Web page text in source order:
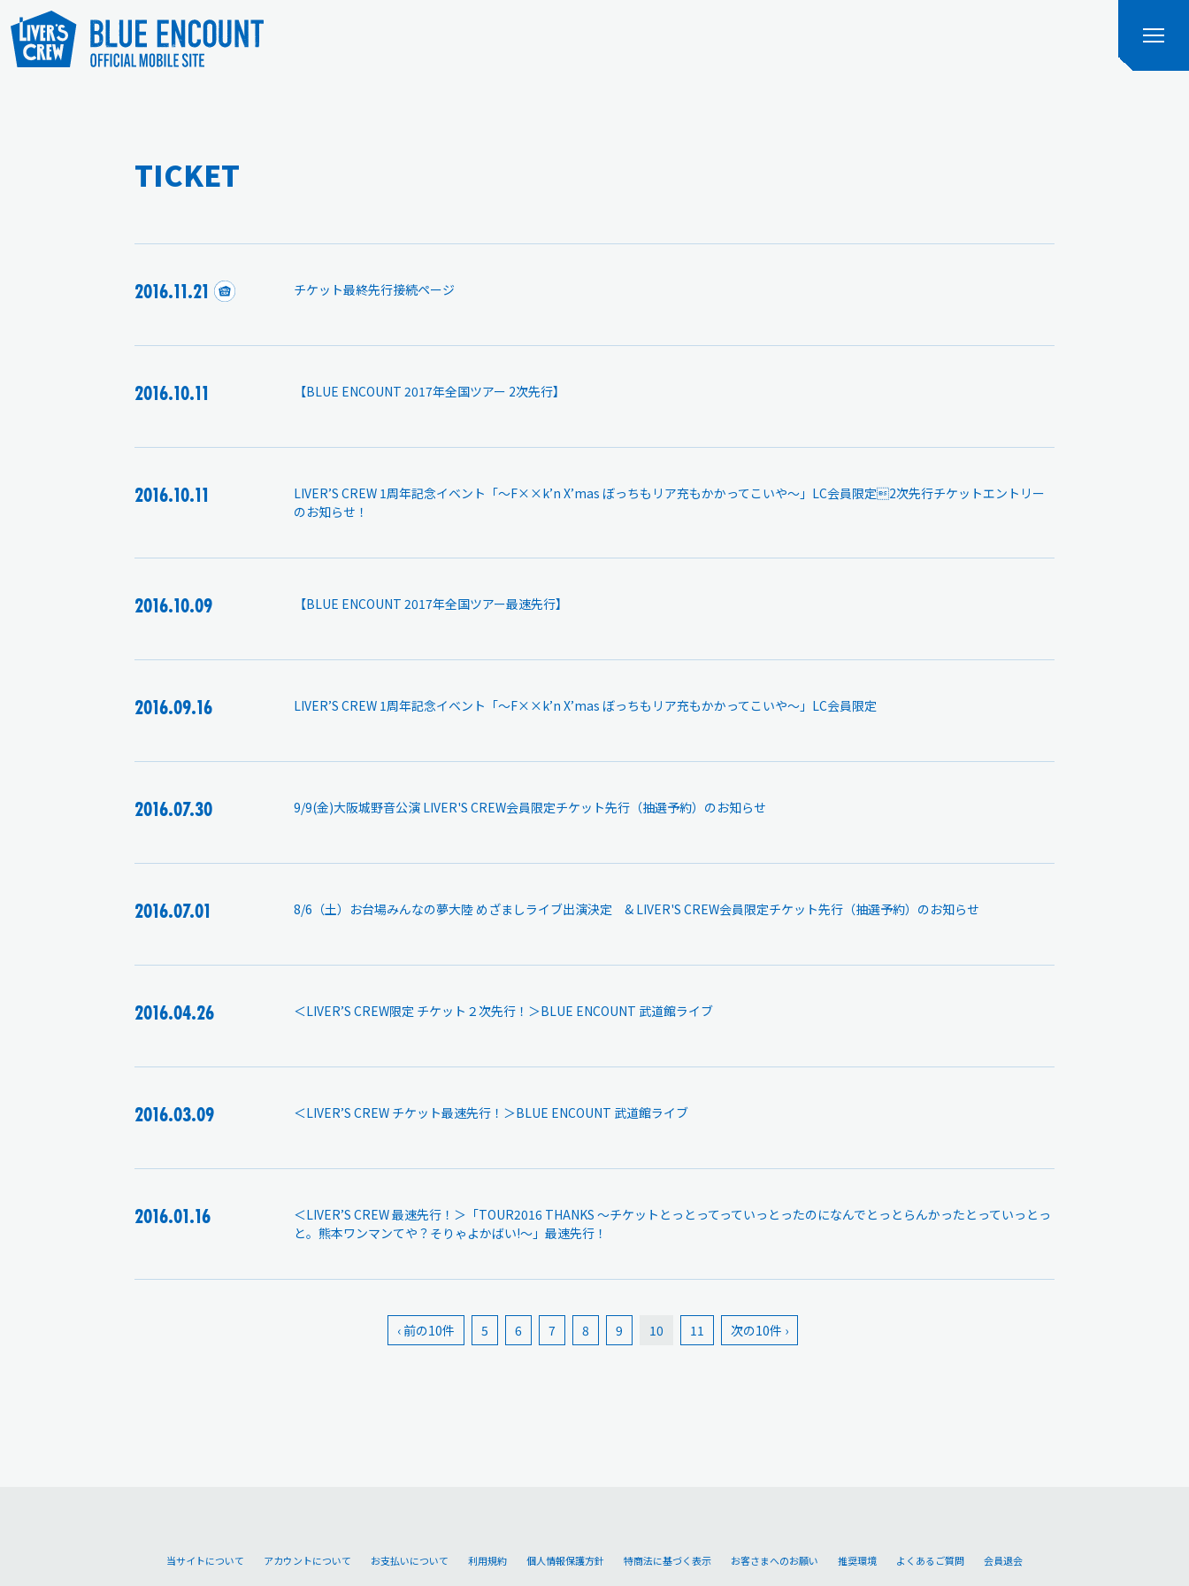
TICKET
2016.11.21 チケット最終先行接続ページ
2016.10.11 【BLUE ENCOUNT 2017年全国ツアー 2次先行】
2016.10.11
LIVER’S CREW 1周年記念イベント「～F××k’n X’mas ぼっちもリア充もかかってこいや～」LC会員限定2次先行チケットエントリー
のお知らせ！
2016.10.09 【BLUE ENCOUNT 2017年全国ツアー最速先行】
2016.09.16 LIVER’S CREW 1周年記念イベント「～F××k’n X’mas ぼっちもリア充もかかってこいや～」LC会員限定
2016.07.30 9/9(金)大阪城野音公演 LIVER'S CREW会員限定チケット先行（抽選予約）のお知らせ
2016.07.01 8/6（土）お台場みんなの夢大陸 めざましライブ出演決定 & LIVER'S CREW会員限定チケット先行（抽選予約）のお知らせ
2016.04.26 ＜LIVER’S CREW限定 チケット２次先行！＞BLUE ENCOUNT 武道館ライブ
2016.03.09 ＜LIVER’S CREW チケット最速先行！＞BLUE ENCOUNT 武道館ライブ
2016.01.16
＜LIVER’S CREW 最速先行！＞「TOUR2016 THANKS 〜チケットとっとってっていっとったのになんでとっとらんかったとっていっとっ
と。熊本ワンマンてや？そりゃよかばい!〜」最速先行！
‹ 前の10件 5 6 7 8 9 10 11 次の10件 ›
当サイトについて アカウントについて お支払いについて 利用規約 個人情報保護方針 特商法に基づく表示 お客さまへのお願い 推奨環境 よくあるご質問 会員退会